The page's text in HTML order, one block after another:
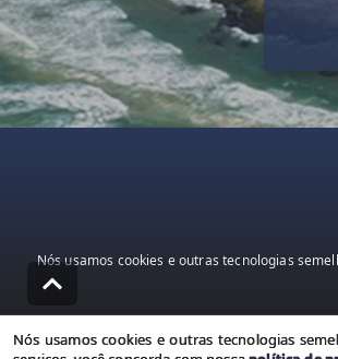
Nós usamos cookies e outras tecnologias
Nós usamos cookies e outras tecnologias